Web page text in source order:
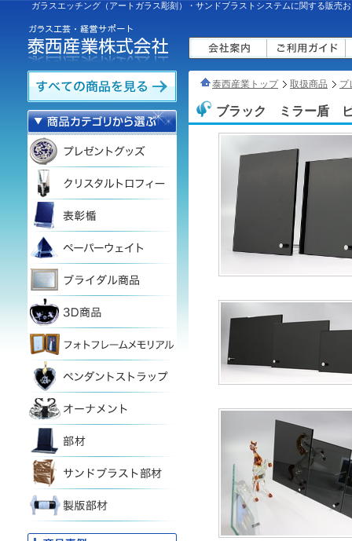
ガラスエッチング（アートガラス彫刻）・サンドブラストシステムに関する販売
泰西産業トップ 取扱商品 プ
ブラック ミラー盾